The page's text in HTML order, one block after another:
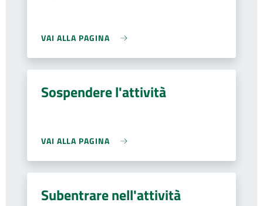
VAI ALLA PAGINA
Sospendere l'attività
VAI ALLA PAGINA
Subentrare nell'attività